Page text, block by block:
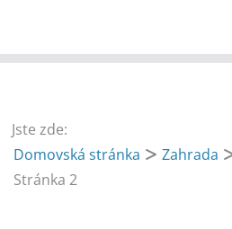
Jste zde:
Domovská stránka
Zahrada
Stránka 2